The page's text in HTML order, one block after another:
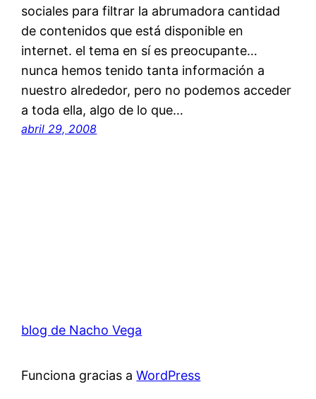
sociales para filtrar la abrumadora cantidad
de contenidos que está disponible en
internet. el tema en sí es preocupante…
nunca hemos tenido tanta información a
nuestro alrededor, pero no podemos acceder
a toda ella, algo de lo que…
abril 29, 2008
blog de Nacho Vega
Funciona gracias aWordPress